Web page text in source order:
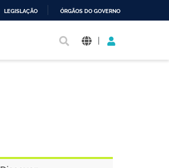
LEGISLAÇÃO ÓRGÃOS DO GOVERNO
|